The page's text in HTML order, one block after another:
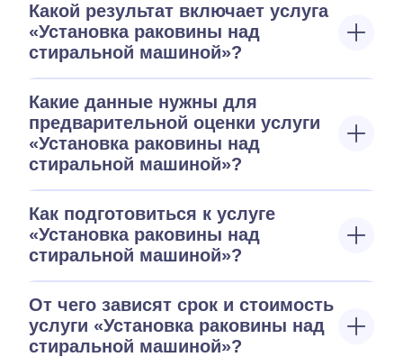
Какой результат включает услуга
«Установка раковины над
стиральной машиной»?
Какие данные нужны для
предварительной оценки услуги
«Установка раковины над
стиральной машиной»?
Как подготовиться к услуге
«Установка раковины над
стиральной машиной»?
От чего зависят срок и стоимость
услуги «Установка раковины над
стиральной машиной»?